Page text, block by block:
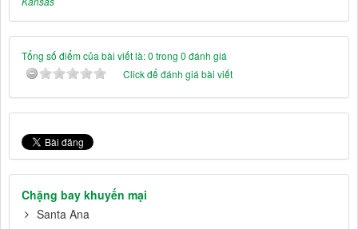
Tổng số điểm của bài viết là: 0 trong 0 đánh giá
Click để đánh giá bài viết
Chặng bay khuyến mại
Santa Ana